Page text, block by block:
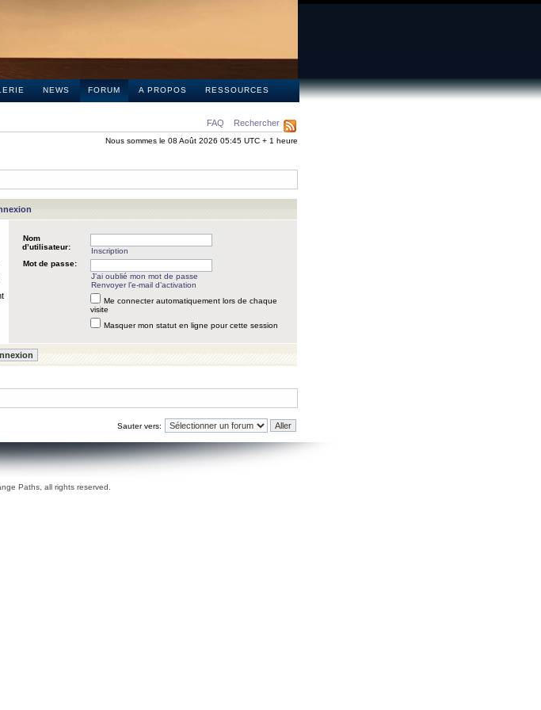
NEWS FORUM A PROPOS RESSOURCES
FAQ Rechercher
Nous sommes le 08 Août 2026 05:45 UTC + 1 heure
Nom
d’utilisateur:
Inscription
Mot de passe:
J’ai oublié mon mot de passe
Renvoyer l’e-mail d’activation
Me connecter automatiquement lors de chaque
visite
Masquer mon statut en ligne pour cette session
Sauter vers:
Paths, all rights reserved.